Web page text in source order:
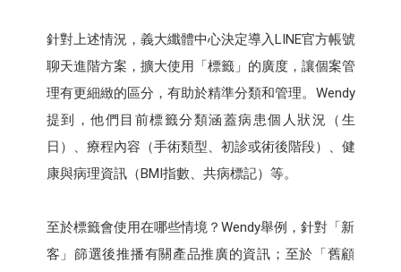
針對上述情況，義大纖體中心決定導入LINE官方帳號
聊天進階方案，擴大使用「標籤」的廣度，讓個案管
理有更細緻的區分，有助於精準分類和管理。Wendy
提到，他們目前標籤分類涵蓋病患個人狀況（生
日）、療程內容（手術類型、初診或術後階段）、健
康與病理資訊（BMI指數、共病標記）等。
至於標籤會使用在哪些情境？Wendy舉例，針對「新
客」篩選後推播有關產品推廣的資訊；至於「舊顧